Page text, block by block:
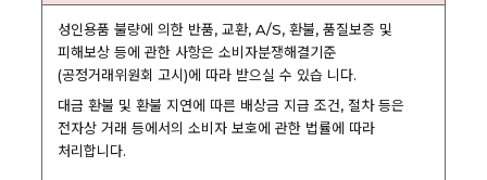
성인용품 불량에 의한 반품, 교환, A/S, 환불, 품질보증 및
피해보상 등에 관한 사항은 소비자분쟁해결기준
(공정거래위원회 고시)에 따라 받으실 수 있습 니다.
대금 환불 및 환불 지연에 따른 배상금 지급 조건, 절차 등은
전자상 거래 등에서의 소비자 보호에 관한 법률에 따라
처리합니다.